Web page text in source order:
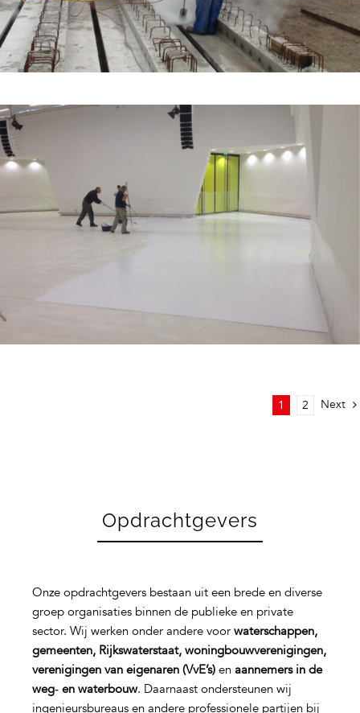
1 2 Next
Opdrachtgevers
Onze opdrachtgevers bestaan uit een brede en diverse
groep organisaties binnen de publieke en private
sector. Wij werken onder andere voor waterschappen,
gemeenten, Rijkswaterstaat, woningbouwverenigingen,
verenigingen van eigenaren (VvE’s)en aannemers in de
weg‑ en waterbouw. Daarnaast ondersteunen wij
ingenieursbureaus en andere professionele partijen bij